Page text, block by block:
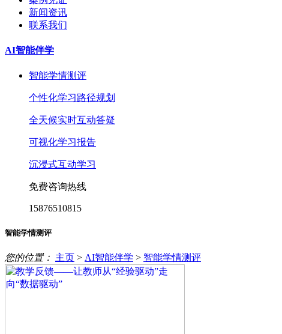
新闻资讯
联系我们
AI智能伴学
智能学情测评
个性化学习路径规划
全天候实时互动答疑
可视化学习报告
沉浸式互动学习
免费咨询热线
15876510815
智能学情测评
您的位置： 主页 > AI智能伴学 > 智能学情测评